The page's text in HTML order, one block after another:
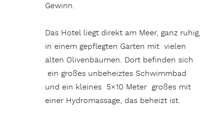
Gewinn.
Das Hotel liegt direkt am Meer, ganz ruhig,
in einem gepflegten Garten mit vielen
alten Olivenbäumen. Dort befinden sich
ein großes unbeheiztes Schwimmbad
und ein kleines 5×10 Meter großes mit
einer Hydromassage, das beheizt ist.